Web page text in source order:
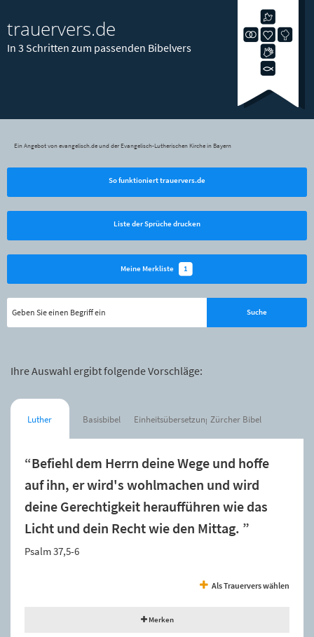
trauervers.de
In 3 Schritten zum passenden Bibelvers
Ein Angebot von evangelisch.de und der Evangelisch-Lutherischen Kirche in Bayern
So funktioniert trauervers.de
Liste der Sprüche drucken
Meine Merkliste 1
Ihre Auswahl ergibt folgende Vorschläge:
Luther Basisbibel Einheitsübersetzung Zürcher Bibel
“Befiehl dem Herrn deine Wege und hoffe
auf ihn, er wird's wohlmachen und wird
deine Gerechtigkeit heraufführen wie das
Licht und dein Recht wie den Mittag. ”
Psalm 37,5-6
Als Trauervers wählen
Merken